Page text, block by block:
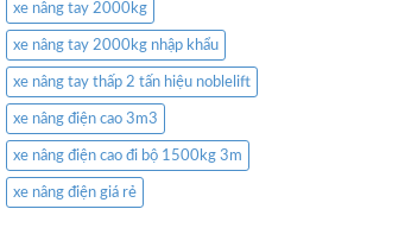
xe nâng tay 2000kg
xe nâng tay 2000kg nhập khẩu
xe nâng tay thấp 2 tấn hiệu noblelift
xe nâng điện cao 3m3
xe nâng điện cao đi bộ 1500kg 3m
xe nâng điện giá rẻ